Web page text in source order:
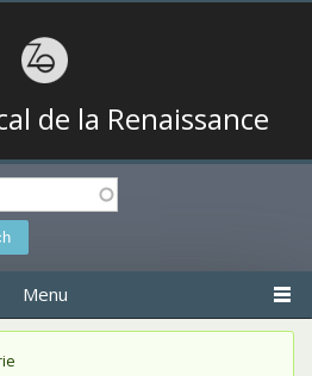
de la Renaissance
Menu